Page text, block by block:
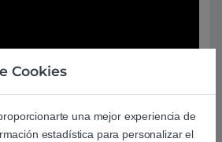
Cookies
una mejor experiencia de
estadística para personalizar el